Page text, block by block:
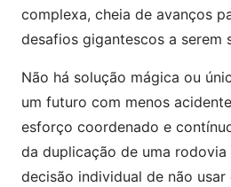
complexa, cheia de avanços
desafios gigantescos a serem
Não há solução mágica ou
um futuro com menos
esforço coordenado e
da duplicação de uma
decisão individual de não